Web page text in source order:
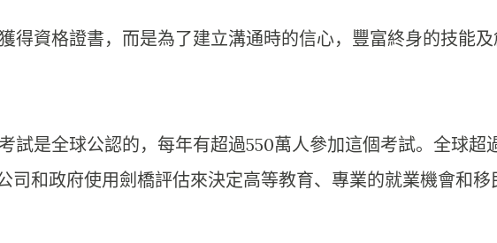
得資格證書，而是為了建立溝通時的信心， 豐富終身的技能及
試是全球公認的， 每年有超過550萬人參加這個考試。 全球超
司和政府使用劍橋評估來決定高等教育、 專業的就業機會和移